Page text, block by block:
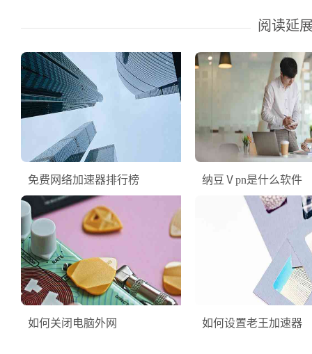
阅读延
免费网络加速器排行榜 纳豆Ⅴpn是什么软件
如何关闭电脑外网 如何设置老王加速器